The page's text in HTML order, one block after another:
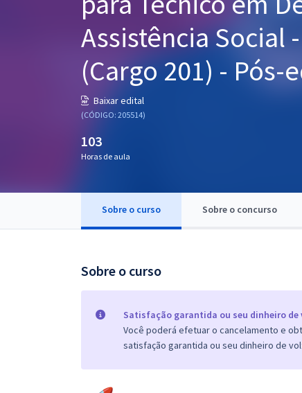
Questões grátis
Assistência Social
(Cargo 201) - Pós-
Baixar edital
(CÓDIGO: 205514)
103
Horas de aula
Sobre o curso Sobre o concurso
Sobre o curso
Satisfação garantida ou seu dinheiro de
Você poderá efetuar o cancelamento e
satisfação garantida ou seu dinheiro de